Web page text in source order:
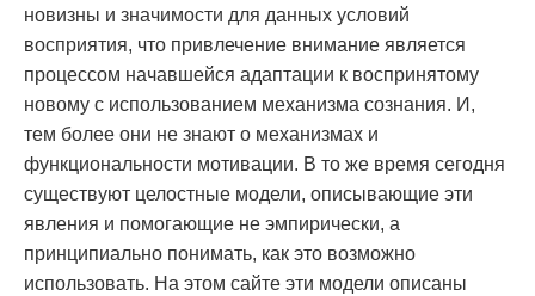
новизны и значимости для данных условий
восприятия, что привлечение внимание является
процессом начавшейся адаптации к воспринятому
новому с использованием механизма сознания. И,
тем более они не знают о механизмах и
функциональности мотивации. В то же время сегодня
существуют целостные модели, описывающие эти
явления и помогающие не эмпирически, а
принципиально понимать, как это возможно
использовать. На этом сайте эти модели описаны